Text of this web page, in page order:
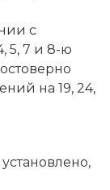
с
5, 7 и 8-ю
на 19, 24,